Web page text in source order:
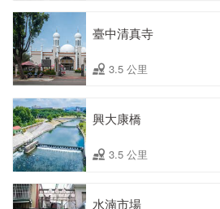
臺中清真寺
3.5 公里
興大康橋
3.5 公里
水湳市場